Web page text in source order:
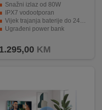
Snažni izlaz od 80W
IPX7 vodootporan
Vijek trajanja baterije do 24 sata
Ugrađeni power bank
1.295,00 KM